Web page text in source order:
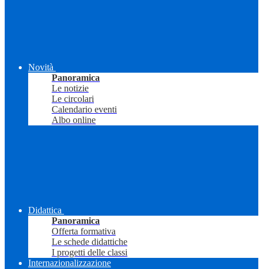
Novità
Panoramica
Le notizie
Le circolari
Calendario eventi
Albo online
Didattica
Panoramica
Offerta formativa
Le schede didattiche
I progetti delle classi
Internazionalizzazione